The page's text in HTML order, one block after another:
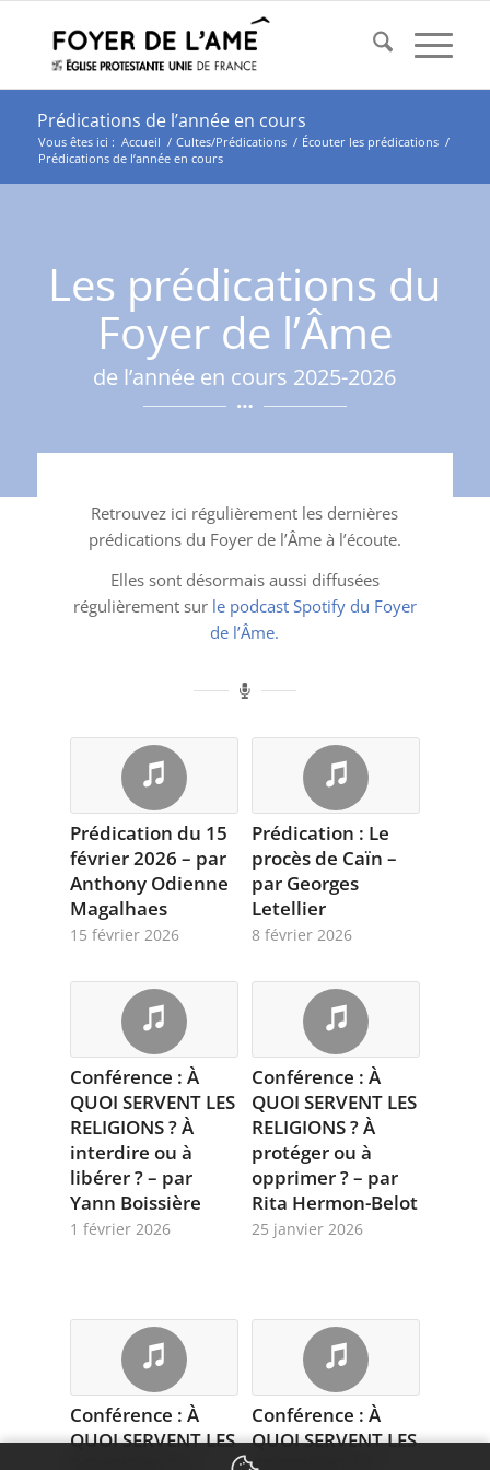
Prédications de l’année en cours
Vous êtes ici : Accueil / Cultes/Prédications / Écouter les prédications /
Prédications de l’année en cours
Les prédications du
Foyer de l’Âme
de l’année en cours 2025-2026
Retrouvez ici régulièrement les dernières
prédications du Foyer de l’Âme à l’écoute.
Elles sont désormais aussi diffusées
régulièrement sur le podcast Spotify du Foyer
de l’Âme.
Prédication du 15
février 2026 – par
Anthony Odienne
Magalhaes
15 février 2026
Prédication : Le
procès de Caïn –
par Georges
Letellier
8 février 2026
Conférence : À
QUOI SERVENT LES
RELIGIONS ? À
interdire ou à
libérer ? – par
Yann Boissière
1 février 2026
Conférence : À
QUOI SERVENT LES
RELIGIONS ? À
protéger ou à
opprimer ? – par
Rita Hermon-Belot
25 janvier 2026
Conférence : À
QUOI SERVENT LES
Conférence : À
QUOI SERVENT LES